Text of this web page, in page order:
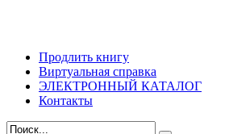
Продлить книгу
Виртуальная справка
ЭЛЕКТРОННЫЙ КАТАЛОГ
Контакты